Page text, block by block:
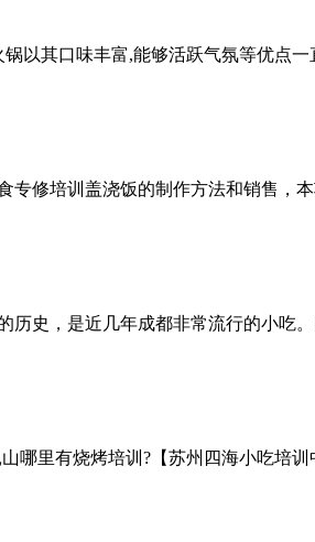
以其口味丰富,能够活跃气氛等优点
专修培训盖浇饭的制作方法和销售，
历史，是近几年成都非常流行的小吃
哪里有烧烤培训?【苏州四海小吃培